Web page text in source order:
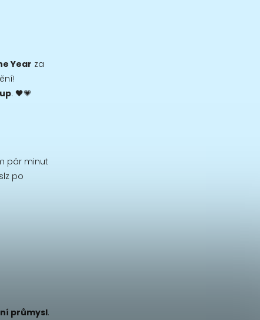
Year za
. 🖤💗
pár minut
po
průmysl.